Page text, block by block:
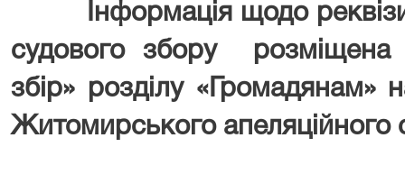
Інформація щодо
судового збору розміщена
збір» розділу «Громадянам»
Житомирського апеляційного